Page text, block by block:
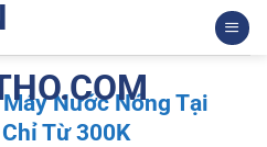
Nước Nóng Tại
Từ 300K